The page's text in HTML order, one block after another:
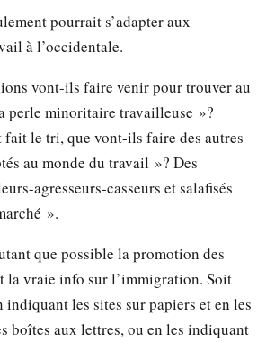
pourrait s’adapter aux
à l’occidentale.
vont-ils faire venir pour trouver au
perle minoritaire travailleuse »?
fait le tri, que vont-ils faire des autres
au monde du travail »? Des
agresseurs-casseurs et salafisés
».
que possible la promotion des
la vraie info sur l’immigration. Soit
indiquant les sites sur papiers et en les
boîtes aux lettres, ou en les indiquant